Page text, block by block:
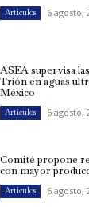
Artículos 6 agosto,
ASEA supervisa
Trión en aguas
México
Artículos 6 agosto,
Comité propone
con mayor
Artículos 6 agosto,